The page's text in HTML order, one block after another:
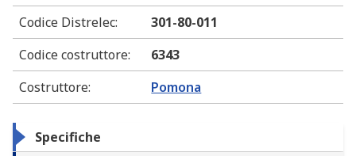
Codice Distrelec:
301-80-011
Codice costruttore:
6343
Costruttore: Pomona
Specifiche